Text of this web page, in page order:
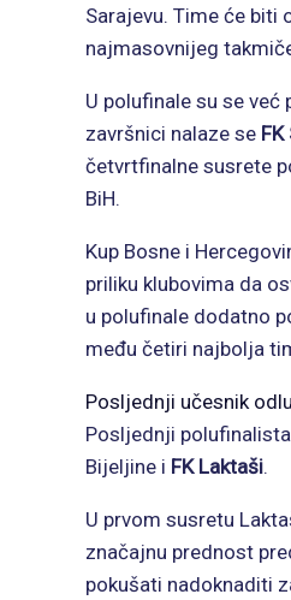
Sarajevu. Time će biti
najmasovnijeg
U polufinale su se
završnici nalaze se
četvrtfinalne susrete
BiH.
Kup Bosne i
priliku klubovima da
u polufinale dodatno
među četiri najbolja
Posljednji učesnik
Posljednji
Bijeljine i FK Laktaši.
U prvom susretu
značajnu prednost
pokušati nadoknaditi